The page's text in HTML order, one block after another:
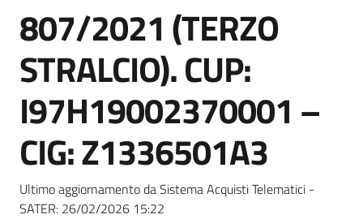
807/2021 (TERZO
STRALCIO). CUP:
I97H19002370001 –
CIG: Z1336501A3
Ultimo aggiornamento da Sistema Acquisti Telematici -
SATER: 26/02/2026 15:22